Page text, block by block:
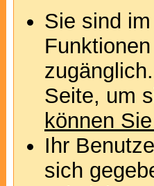
Sie sind
Seite, um
können
Ihr
sich